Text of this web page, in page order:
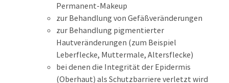
Permanent-Makeup
zur Behandlung von Gefäßveränderungen
zur Behandlung pigmentierter
Hautveränderungen (zum Beispiel
Leberflecke, Muttermale, Altersflecke)
bei denen die Integrität der Epidermis
(Oberhaut) als Schutzbarriere verletzt wird